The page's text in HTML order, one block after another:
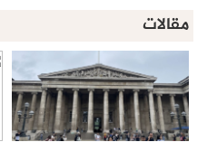
مقالات